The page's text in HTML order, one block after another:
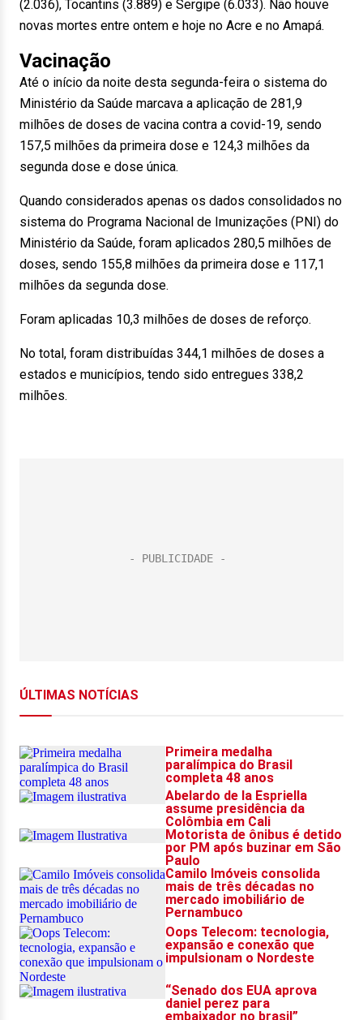
(2.036), Tocantins (3.889) e Sergipe (6.033). Não houve
novas mortes entre ontem e hoje no Acre e no Amapá.
Vacinação
Até o início da noite desta segunda-feira o sistema do
Ministério da Saúde marcava a aplicação de 281,9
milhões de doses de vacina contra a covid-19, sendo
157,5 milhões da primeira dose e 124,3 milhões da
segunda dose e dose única.
Quando considerados apenas os dados consolidados no
sistema do Programa Nacional de Imunizações (PNI) do
Ministério da Saúde, foram aplicados 280,5 milhões de
doses, sendo 155,8 milhões da primeira dose e 117,1
milhões da segunda dose.
Foram aplicadas 10,3 milhões de doses de reforço.
No total, foram distribuídas 344,1 milhões de doses a
estados e municípios, tendo sido entregues 338,2
milhões.